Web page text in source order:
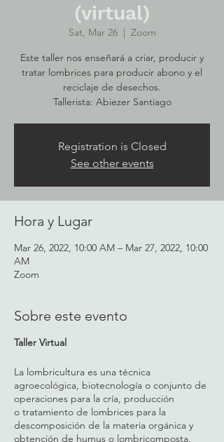
(virtual)
Sat, Mar 26
  |
Zoom
Este taller nos enseñará a criar, producir y
tratar lombrices para producir abono y el
reciclaje de desechos.
Tallerista: Abiezer Santiago
Registration is Closed
See other events
Hora y Lugar
Mar 26, 2022, 10:00 AM – Mar 27, 2022, 10:00
AM
Zoom
Sobre este evento
Taller Virtual
La lombricultura es una técnica
agroecológica, biotecnología o conjunto de
operaciones para la cría, producción
o tratamiento de lombrices para la
descomposición de la materia orgánica y
obtención de humus o lombricomposta.